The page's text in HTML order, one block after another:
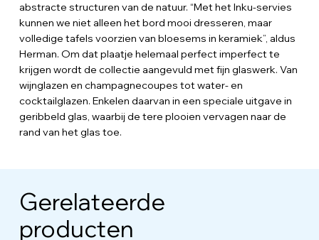
abstracte structuren van de natuur. “Met het Inku-servies
kunnen we niet alleen het bord mooi dresseren, maar
volledige tafels voorzien van bloesems in keramiek”, aldus
Herman. Om dat plaatje helemaal perfect imperfect te
krijgen wordt de collectie aangevuld met fijn glaswerk. Van
wijnglazen en champagnecoupes tot water- en
cocktailglazen. Enkelen daarvan in een speciale uitgave in
geribbeld glas, waarbij de tere plooien vervagen naar de
rand van het glas toe.
Gerelateerde
producten